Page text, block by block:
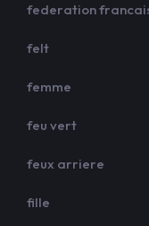
federation
felt
femme
feu vert
feux arriere
fille